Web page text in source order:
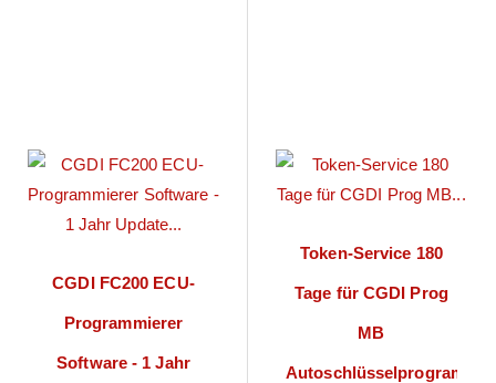
CGDI FC200 ECU-
Programmierer
Software - 1 Jahr
Token-Service 180
Tage für CGDI Prog
MB